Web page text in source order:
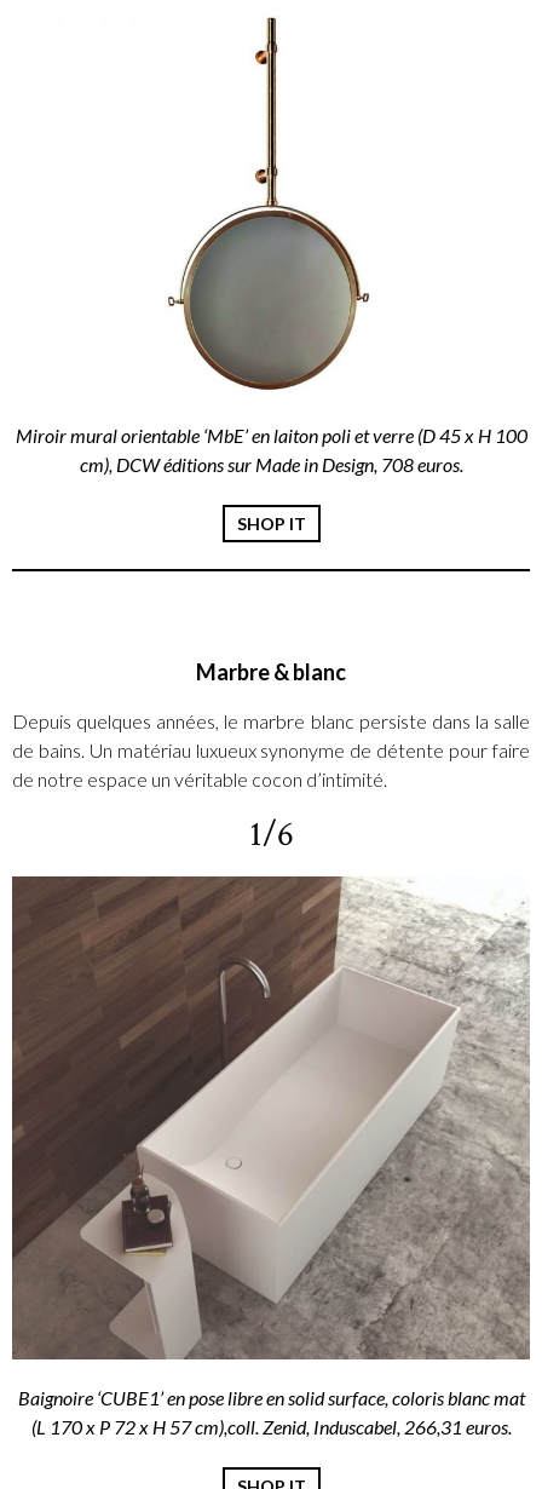
Miroir mural orientable ‘MbE’ en laiton poli et verre (D 45 x H 100
cm), DCW éditions sur Made in Design, 708 euros.
SHOP IT
Marbre & blanc
Depuis quelques années, le marbre blanc persiste dans la salle
de bains. Un matériau luxueux synonyme de détente pour faire
de notre espace un véritable cocon d’intimité.
1/6
Baignoire ‘CUBE1’ en pose libre en solid surface, coloris blanc mat
(L 170 x P 72 x H 57 cm),coll. Zenid, Induscabel, 266,31 euros.